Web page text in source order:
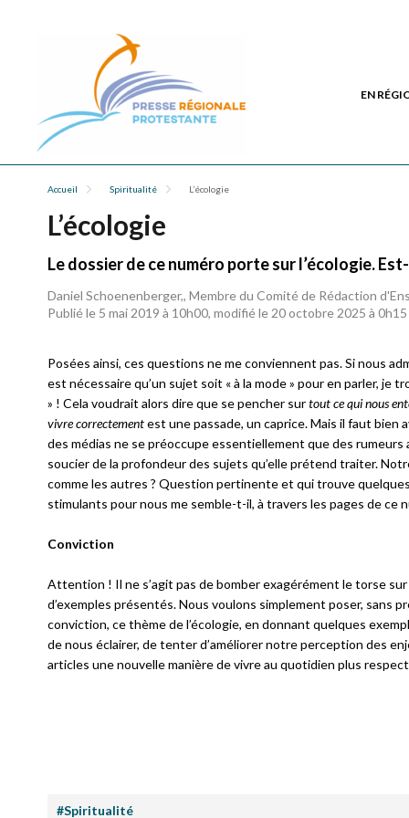
EN
Accueil Spiritualité L’écologie
L’écologie
Le dossier de ce numéro porte sur l’écologie.
Daniel Schoenenberger,, Membre du Comité de Rédaction
Publié le 5 mai 2019 à 10h00, modifié le 20 octobre 2025 à 0h15
Posées ainsi, ces questions ne me conviennent pas. Si nous
est nécessaire qu’un sujet soit « à la mode » pour en parler, je
» ! Cela voudrait alors dire que se pencher surtout ce qui nous
vivre correctementest une passade, un caprice. Mais il faut bien
des médias ne se préoccupe essentiellement que des rumeurs
soucier de la profondeur des sujets qu’elle prétend traiter.
comme les autres ? Question pertinente et qui trouve
stimulants pour nous me semble-t-il, à travers les pages de ce
Conviction
Attention ! Il ne s’agit pas de bomber exagérément le torse sur
d’exemples présentés. Nous voulons simplement poser, sans
conviction, ce thème de l’écologie, en donnant quelques
de nous éclairer, de tenter d’améliorer notre perception des
articles une nouvelle manière de vivre au quotidien plus
#Spiritualité